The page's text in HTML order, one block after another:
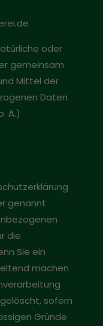
oder
gemeinsam
Mittel der
Daten
Ä.)
genannt
die
Sie ein
machen
sofern
Gründe